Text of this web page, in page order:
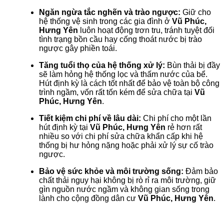
Ngăn ngừa tắc nghẽn và trào ngược: Giữ cho
hệ thống vệ sinh trong các gia đình ở Vũ Phúc,
Hưng Yên luôn hoạt động trơn tru, tránh tuyệt đối
tình trạng bồn cầu hay cống thoát nước bị trào
ngược gây phiền toái.
Tăng tuổi thọ của hệ thống xử lý: Bùn thải bị đầy
sẽ làm hỏng hệ thống lọc và thấm nước của bể.
Hút định kỳ là cách tốt nhất để bảo vệ toàn bộ công
trình ngầm, vốn rất tốn kém để sửa chữa tại Vũ
Phúc, Hưng Yên.
Tiết kiệm chi phí về lâu dài: Chi phí cho một lần
hút định kỳ tại Vũ Phúc, Hưng Yên rẻ hơn rất
nhiều so với chi phí sửa chữa khẩn cấp khi hệ
thống bị hư hỏng nặng hoặc phải xử lý sự cố trào
ngược.
Bảo vệ sức khỏe và môi trường sống: Đảm bảo
chất thải nguy hại không bị rò rỉ ra môi trường, giữ
gìn nguồn nước ngầm và không gian sống trong
lành cho cộng đồng dân cư Vũ Phúc, Hưng Yên.